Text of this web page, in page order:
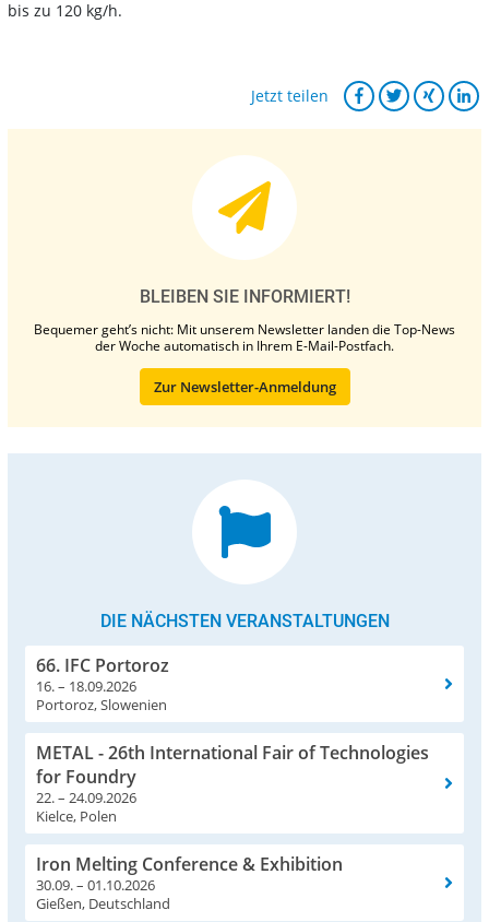
bis zu 120 kg/h.
Jetzt teilen
BLEIBEN SIE INFORMIERT!
Bequemer geht’s nicht: Mit unserem Newsletter landen die Top-News
der Woche automatisch in Ihrem E-Mail-Postfach.
Zur Newsletter-Anmeldung
DIE NÄCHSTEN VERANSTALTUNGEN
66. IFC Portoroz
16. – 18.09.2026
Portoroz, Slowenien
METAL - 26th International Fair of Technologies
for Foundry
22. – 24.09.2026
Kielce, Polen
Iron Melting Conference & Exhibition
30.09. – 01.10.2026
Gießen, Deutschland